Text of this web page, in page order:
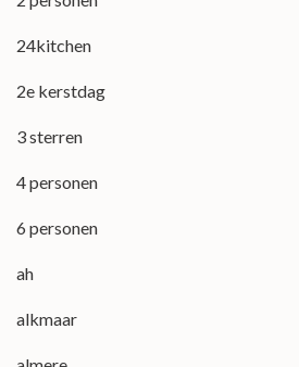
24kitchen
2e kerstdag
3 sterren
4 personen
6 personen
ah
alkmaar